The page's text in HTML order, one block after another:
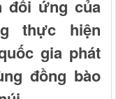
đối ứng của
thực hiện
gia phát
đồng bào